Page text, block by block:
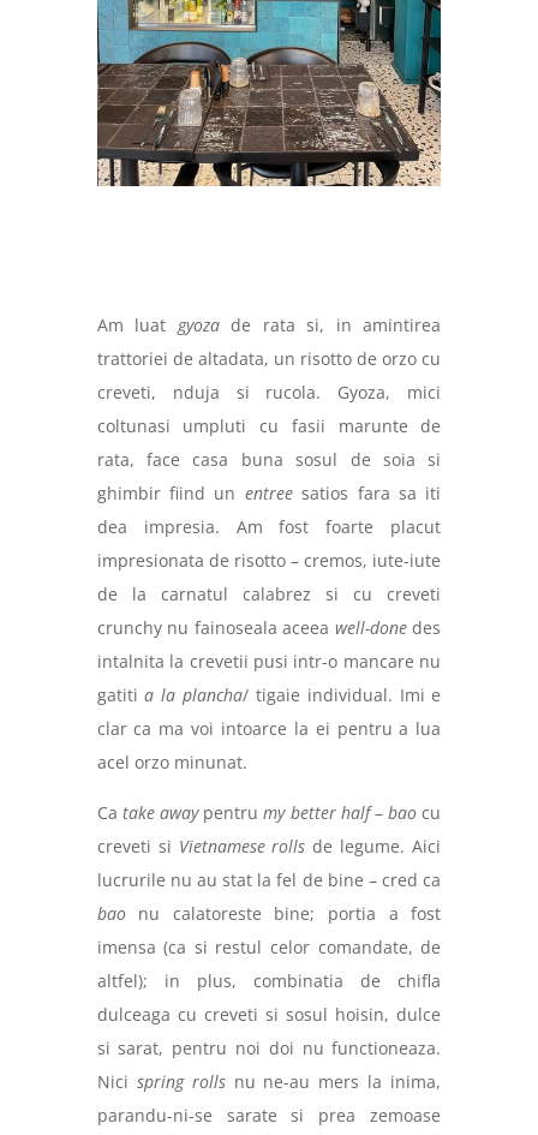
Am luat gyozade rata si, in amintirea
trattoriei de altadata, un risotto de orzo cu
creveti, nduja si rucola. Gyoza, mici
coltunasi umpluti cu fasii marunte de
rata, face casa buna sosul de soia si
ghimbir fiind un entreesatios fara sa iti
dea impresia. Am fost foarte placut
impresionata de risotto – cremos, iute-iute
de la carnatul calabrez si cu creveti
crunchy nu fainoseala aceea well-donedes
intalnita la crevetii pusi intr-o mancare nu
gatitia la plancha/ tigaie individual. Imi e
clar ca ma voi intoarce la ei pentru a lua
acel orzo minunat.
Ca take awaypentrumy better half–baocu
creveti si Vietnamese rolls de legume. Aici
lucrurile nu au stat la fel de bine – cred ca
baonu calatoreste bine; portia a fost
imensa (ca si restul celor comandate, de
altfel); in plus, combinatia de chifla
dulceaga cu creveti si sosul hoisin, dulce
si sarat, pentru noi doi nu functioneaza.
Nici spring rollsnu ne-au mers la inima,
parandu-ni-se sarate si prea zemoase